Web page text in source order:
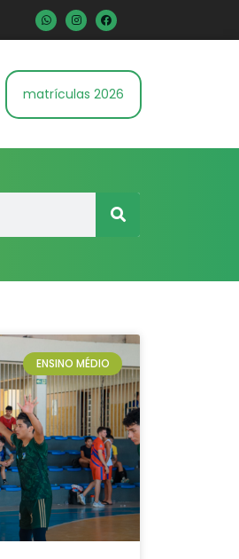
matrículas 2026
ENSINO MÉDIO